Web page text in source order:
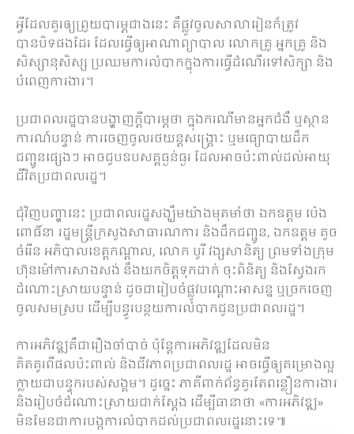
អ្វីដែលគួរឲ្យព្រួយបារម្ភជាងនេះ គឺផ្លូវចូលសាលារៀនក៏ត្រូវ
បានបិទផងដែរ ដែលធ្វើឲ្យអាណាព្យាបាល លោកគ្រូ អ្នកគ្រូ និង
សិស្សានុសិស្ស ប្រឈមការលំបាកក្នុងការធ្វើដំណើរទៅសិក្សា និង
បំពេញការងារ។
ប្រជាពលរដ្ឋបានបង្ហាញក្តីបារម្ភថា ក្នុងករណីមានអ្នកជំងឺ ឬស្ថាន
ការណ៍បន្ទាន់ ការចេញចូលរថយន្តសង្គ្រោះ ឬមធ្យោបាយដឹក
ជញ្ជូនផ្សេងៗ អាចជួបឧបសគ្គធ្ងន់ធ្ងរ ដែលអាចប៉ះពាល់ដល់អាយុ
ជីវិតប្រជាពលរដ្ឋ។
ជុំវិញបញ្ហានេះ ប្រជាពលរដ្ឋសង្ឃឹមយ៉ាងមុតមាំថា ឯកឧត្តម ប៉េង
ពោធិ៍នា រដ្ឋមន្ត្រីក្រសួងសាធារណការ និងដឹកជញ្ជូន, ឯកឧត្តម គួច
ចំរើន អភិបាលខេត្តកណ្ដាល, លោក បូរី វង្សសានិត្យ ព្រមទាំងក្រុម
ហ៊ុនម៉ៅការសាងសង់ នឹងយកចិត្តទុកដាក់ ចុះពិនិត្យ និងស្វែងរក
ដំណោះស្រាយបន្ទាន់ ដូចជារៀបចំផ្លូវបណ្ដោះអាសន្ន ឬច្រកចេញ
ចូលសមស្រប ដើម្បីបន្ធូរបន្ថយការលំបាកជូនប្រជាពលរដ្ឋ។
ការអភិវឌ្ឍគឺជារឿងចាំបាច់ ប៉ុន្តែការអភិវឌ្ឍដែលមិន
គិតគូរពីផលប៉ះពាល់ និងជីវភាពប្រជាពលរដ្ឋ អាចធ្វើឲ្យគម្រោងល្អ
ក្លាយជាបន្ទុករបស់សង្គម។ ដូច្នេះ ភាគីពាក់ព័ន្ធគួរតែពន្លឿនការងារ
និងរៀបចំដំណោះស្រាយជាក់ស្ដែង ដើម្បីធានាថា «ការអភិវឌ្ឍ»
មិនមែនជាការបង្កការលំបាកដល់ប្រជាពលរដ្ឋនោះទេ៕